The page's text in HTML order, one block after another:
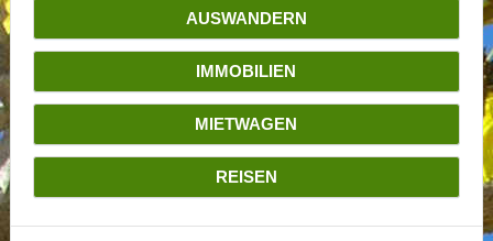
AUSWANDERN
IMMOBILIEN
MIETWAGEN
REISEN